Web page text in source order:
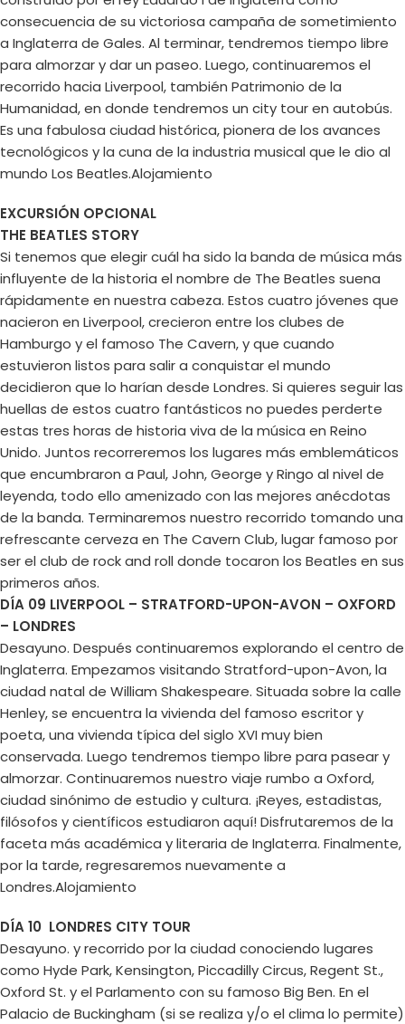
consecuencia de su victoriosa campaña de sometimiento
a Inglaterra de Gales. Al terminar, tendremos tiempo libre
para almorzar y dar un paseo. Luego, continuaremos el
recorrido hacia Liverpool, también Patrimonio de la
Humanidad, en donde tendremos un city tour en autobús.
Es una fabulosa ciudad histórica, pionera de los avances
tecnológicos y la cuna de la industria musical que le dio al
mundo Los Beatles.Alojamiento
EXCURSIÓN OPCIONAL
THE BEATLES STORY
Si tenemos que elegir cuál ha sido la banda de música más
influyente de la historia el nombre de The Beatles suena
rápidamente en nuestra cabeza. Estos cuatro jóvenes que
nacieron en Liverpool, crecieron entre los clubes de
Hamburgo y el famoso The Cavern, y que cuando
estuvieron listos para salir a conquistar el mundo
decidieron que lo harían desde Londres. Si quieres seguir las
huellas de estos cuatro fantásticos no puedes perderte
estas tres horas de historia viva de la música en Reino
Unido. Juntos recorreremos los lugares más emblemáticos
que encumbraron a Paul, John, George y Ringo al nivel de
leyenda, todo ello amenizado con las mejores anécdotas
de la banda. Terminaremos nuestro recorrido tomando una
refrescante cerveza en The Cavern Club, lugar famoso por
ser el club de rock and roll donde tocaron los Beatles en sus
primeros años.
DÍA 09 LIVERPOOL – STRATFORD-UPON-AVON – OXFORD
– LONDRES
Desayuno. Después continuaremos explorando el centro de
Inglaterra. Empezamos visitando Stratford-upon-Avon, la
ciudad natal de William Shakespeare. Situada sobre la calle
Henley, se encuentra la vivienda del famoso escritor y
poeta, una vivienda típica del siglo XVI muy bien
conservada. Luego tendremos tiempo libre para pasear y
almorzar. Continuaremos nuestro viaje rumbo a Oxford,
ciudad sinónimo de estudio y cultura. ¡Reyes, estadistas,
filósofos y científicos estudiaron aquí! Disfrutaremos de la
faceta más académica y literaria de Inglaterra. Finalmente,
por la tarde, regresaremos nuevamente a
Londres.Alojamiento
DÍA 10 LONDRES CITY TOUR
Desayuno. y recorrido por la ciudad conociendo lugares
como Hyde Park, Kensington, Piccadilly Circus, Regent St.,
Oxford St. y el Parlamento con su famoso Big Ben. En el
Palacio de Buckingham (si se realiza y/o el clima lo permite)